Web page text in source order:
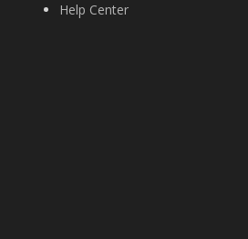
Help Center